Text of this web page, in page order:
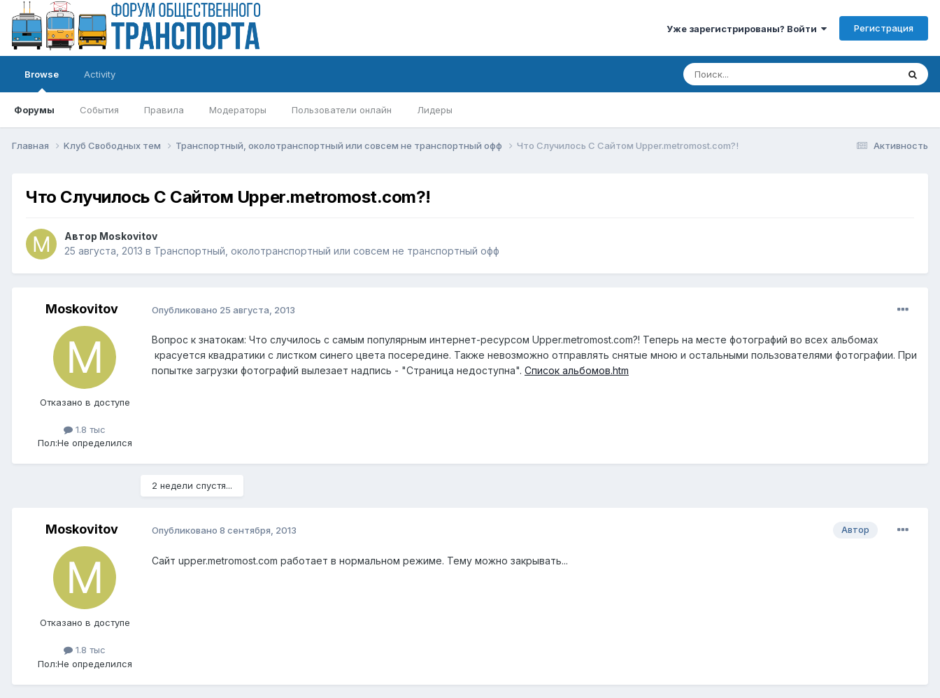
Уже зарегистрированы? Войти Регистрация
Browse
Форумы События Правила Модераторы Пользователи онлайн Лидеры
Activity
Активность
Главная Kлуб Свободных тем Транспортный, околотранспортный или совсем не транспортный офф Что Случилось С Сайтом Upper.metromost.com?!
Что Случилось С Сайтом Upper.metromost.com?!
Автор Moskovitov
25 августа, 2013 в Транспортный, околотранспортный или совсем не транспортный офф
Moskovitov
Отказано в доступе
1.8 тыс
Пол:Не определился
Опубликовано 25 августа, 2013
Вопрос к знатокам: Что случилось с самым популярным интернет-ресурсом Upper.metromost.com?! Теперь на месте фотографий во всех альбомах
красуется квадратики с листком синего цвета посередине. Также невозможно отправлять снятые мною и остальными пользователями фотографии. При
попытке загрузки фотографий вылезает надпись - "Страница недоступна". Список альбомов.htm
2 недели спустя...
Moskovitov
Отказано в доступе
1.8 тыс
Пол:Не определился
Автор
Опубликовано 8 сентября, 2013
Сайт upper.metromost.com работает в нормальном режиме. Тему можно закрывать...